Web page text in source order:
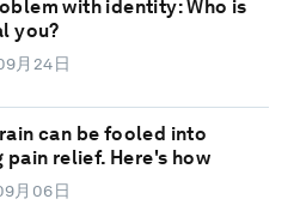
with identity: Who is
you?
月24日
can be fooled into
pain relief. Here's how
月06日